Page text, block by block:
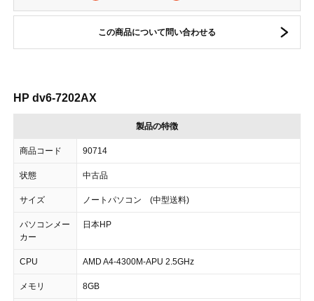
この商品について問い合わせる
HP dv6-7202AX
製品の特徴
商品コード 90714
状態 中古品
サイズ ノートパソコン (中型送料)
パソコンメー
カー
日本HP
CPU AMD A4-4300M-APU 2.5GHz
メモリ 8GB